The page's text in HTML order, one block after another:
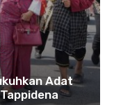
Adat